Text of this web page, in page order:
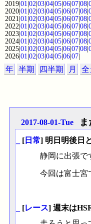
2019|01|02|03|04|05|06|07|08|
2020|01|02|03|04|05|06|07|08|
2021|01|02|03|04|05|06|07|08|
2022|01|02|03|04|05|06|07|08|
2023|01|02|03|04|05|06|07|08|
2024|01|02|03|04|05|06|07|08|
2025|01|02|03|04|05|06|07|08|
2026|01|02|03|04|05|06|07|
年 半期 四半期 月 全
2017-08-01-Tue ま
[日常] 明日明後日
静岡に出張で
今回は富士宮
[レース] 週末は